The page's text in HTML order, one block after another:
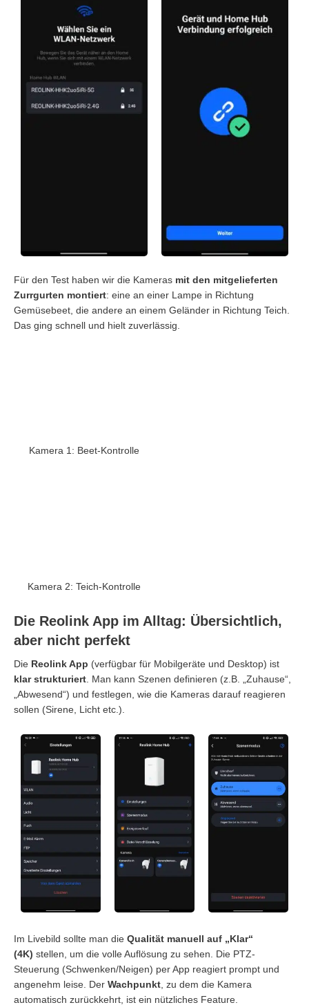
Für den Test haben wir die Kameras mit den mitgelieferten
Zurrgurten montiert: eine an einer Lampe in Richtung
Gemüsebeet, die andere an einem Geländer in Richtung Teich.
Das ging schnell und hielt zuverlässig.
Kamera 1: Beet-Kontrolle
Kamera 2: Teich-Kontrolle
Die Reolink App im Alltag: Übersichtlich,
aber nicht perfekt
Die Reolink App (verfügbar für Mobilgeräte und Desktop) ist
klar strukturiert. Man kann Szenen definieren (z.B. „Zuhause“,
„Abwesend“) und festlegen, wie die Kameras darauf reagieren
sollen (Sirene, Licht etc.).
Im Livebild sollte man die Qualität manuell auf „Klar“
(4K) stellen, um die volle Auflösung zu sehen. Die PTZ-
Steuerung (Schwenken/Neigen) per App reagiert prompt und
angenehm leise. Der Wachpunkt , zu dem die Kamera
automatisch zurückkehrt, ist ein nützliches Feature.